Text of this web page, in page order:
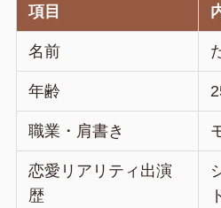
項目
名前
年齢
職業・肩書き
恋愛リアリティ出演
歴